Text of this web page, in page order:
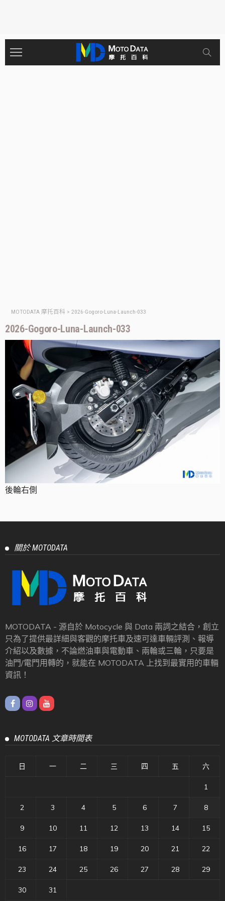
MOTODATA 摩托百科 > 2026-Gogoro-Luna-Launch-033
2026-Gogoro-Luna-Launch-033
後輪右側
關於 MOTODATA
MOTODATA - 源自於 Motocycle 與 Data 兩詞之結合，創立
只為了提供最詳細與客觀的摩托車及速可達車輛評測、報導
介紹以及數據，不論燃油車與電動車、兩輪或三輪，只要是
油門/電門用轉的，就能在 MOTODATA 上找到最實用的車輛
資訊！
MOTODATA 文章時間表
日 一 二 三 四 五 六
1
2 3 4 5 6 7 8
9 10 11 12 13 14 15
16 17 18 19 20 21 22
23 24 25 26 27 28 29
30 31